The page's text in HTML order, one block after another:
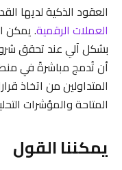
العقود الذكية لديها
العملات الرقمية. يمكن
بشكل آلي عند تحقق
أن تُدمج مباشرةً في
المتداولين من اتخاذ
المتاحة والمؤشرات
يمكننا القول